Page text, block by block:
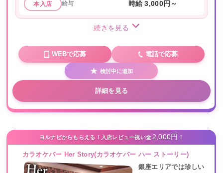
本入店 給与 時給 3,000円～
続きを見る
WEBで応募 電話で応募
検討中に追加
詳細を見る
ヨルナビからもらえる！入店レビュー祝い金2,000円 ！
カラオケバー Her Story(カラオケバー ハー ストーリー)
銀座エリアでは珍しい